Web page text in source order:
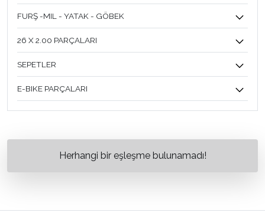
FURŞ -MIL - YATAK - GÖBEK
26 X 2.00 PARÇALARI
SEPETLER
E-BIKE PARÇALARI
Herhangi bir eşleşme bulunamadı!